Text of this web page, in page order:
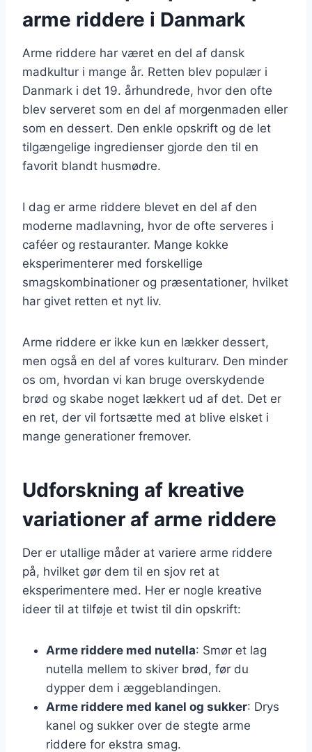
arme riddere i Danmark
Arme riddere har været en del af dansk
madkultur i mange år. Retten blev populær i
Danmark i det 19. århundrede, hvor den ofte
blev serveret som en del af morgenmaden eller
som en dessert. Den enkle opskrift og de let
tilgængelige ingredienser gjorde den til en
favorit blandt husmødre.
I dag er arme riddere blevet en del af den
moderne madlavning, hvor de ofte serveres i
caféer og restauranter. Mange kokke
eksperimenterer med forskellige
smagskombinationer og præsentationer, hvilket
har givet retten et nyt liv.
Arme riddere er ikke kun en lækker dessert,
men også en del af vores kulturarv. Den minder
os om, hvordan vi kan bruge overskydende
brød og skabe noget lækkert ud af det. Det er
en ret, der vil fortsætte med at blive elsket i
mange generationer fremover.
Udforskning af kreative
variationer af arme riddere
Der er utallige måder at variere arme riddere
på, hvilket gør dem til en sjov ret at
eksperimentere med. Her er nogle kreative
ideer til at tilføje et twist til din opskrift:
Arme riddere med nutella: Smør et lag
nutella mellem to skiver brød, før du
dypper dem i æggeblandingen.
Arme riddere med kanel og sukker: Drys
kanel og sukker over de stegte arme
riddere for ekstra smag.